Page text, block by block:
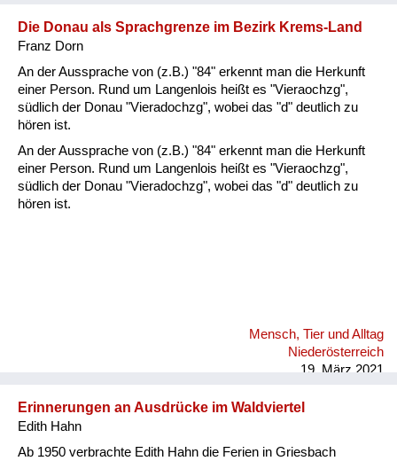
Die Donau als Sprachgrenze im Bezirk Krems-Land
Franz Dorn
An der Aussprache von (z.B.) "84" erkennt man die Herkunft
einer Person. Rund um Langenlois heißt es "Vieraochzg",
südlich der Donau "Vieradochzg", wobei das "d" deutlich zu
hören ist.
An der Aussprache von (z.B.) "84" erkennt man die Herkunft
einer Person. Rund um Langenlois heißt es "Vieraochzg",
südlich der Donau "Vieradochzg", wobei das "d" deutlich zu
hören ist.
Mensch, Tier und Alltag
Niederösterreich
19. März 2021
Erinnerungen an Ausdrücke im Waldviertel
Edith Hahn
Ab 1950 verbrachte Edith Hahn die Ferien in Griesbach